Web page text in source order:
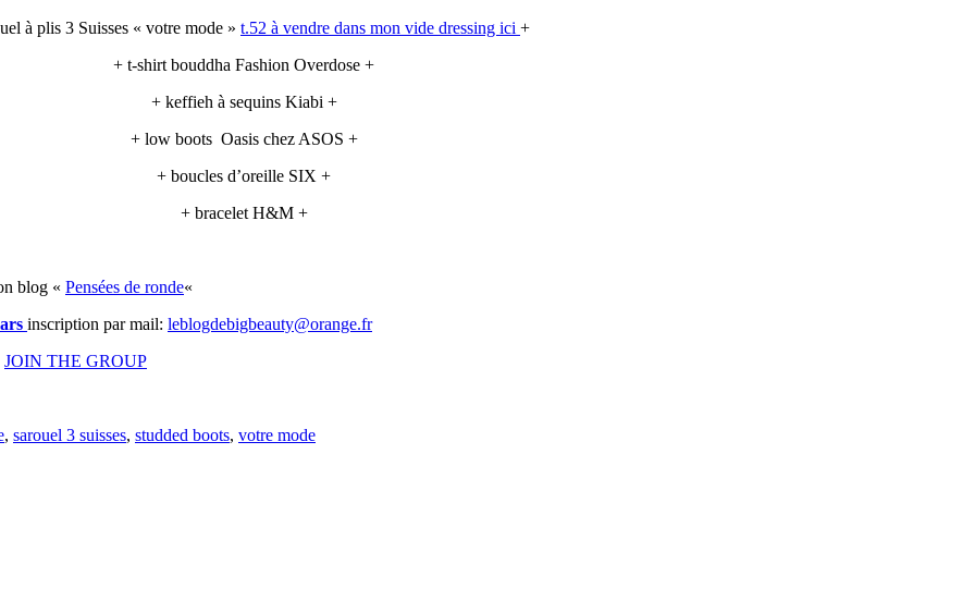
à plis 3 Suisses « votre mode » t.52 à vendre dans mon vide dressing ici +
+ t-shirt bouddha Fashion Overdose +
+ keffieh à sequins Kiabi +
+ low boots Oasis chez ASOS +
+ boucles d’oreille SIX +
+ bracelet H&M +
blog « Pensées de ronde«
inscription par mail: leblogdebigbeauty@orange.fr
JOIN THE GROUP
, sarouel 3 suisses, studded boots, votre mode